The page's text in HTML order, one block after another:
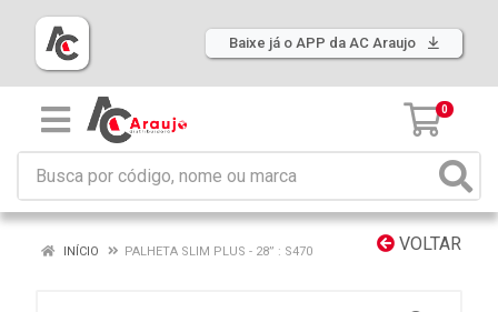
Baixe já o APP da AC Araujo
0
VOLTAR
INÍCIO PALHETA SLIM PLUS - 28” : S470